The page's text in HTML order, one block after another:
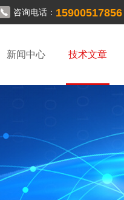
咨询电话： 15900517856
新闻中心 技术文章